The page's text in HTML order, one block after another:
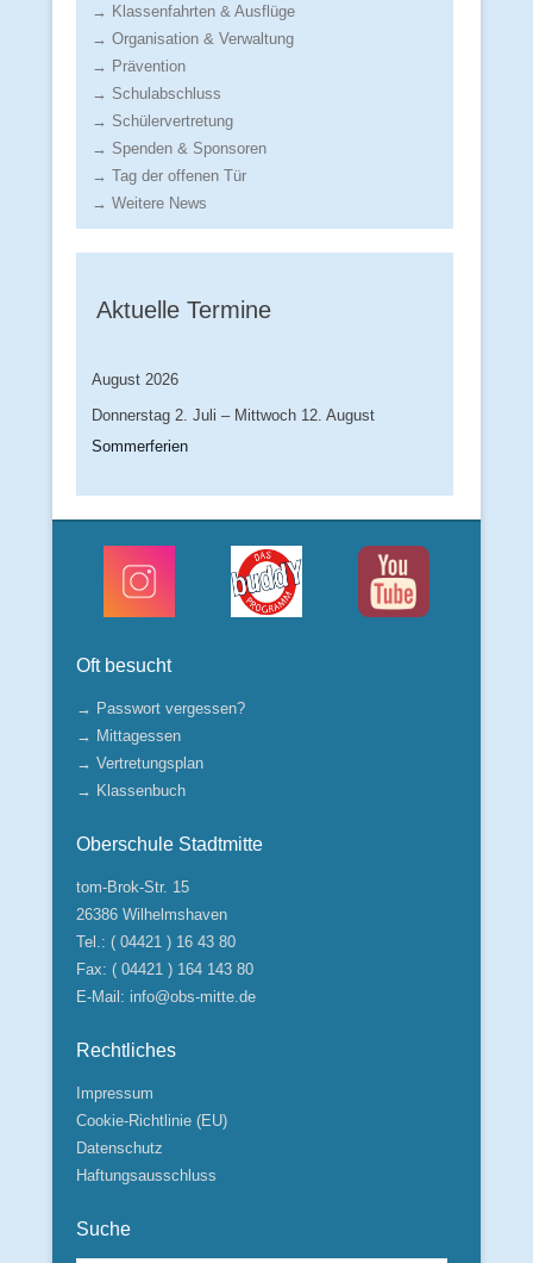
→ Klassenfahrten & Ausflüge
→ Organisation & Verwaltung
→ Prävention
→ Schulabschluss
→ Schülervertretung
→ Spenden & Sponsoren
→ Tag der offenen Tür
→ Weitere News
Aktuelle Termine
August 2026
Donnerstag 2. Juli – Mittwoch 12. August
Sommerferien
Oft besucht
→ Passwort vergessen?
→ Mittagessen
→ Vertretungsplan
→ Klassenbuch
Oberschule Stadtmitte
tom-Brok-Str. 15
26386 Wilhelmshaven
Tel.: ( 04421 ) 16 43 80
Fax: ( 04421 ) 164 143 80
E-Mail: info@obs-mitte.de
Rechtliches
Impressum
Cookie-Richtlinie (EU)
Datenschutz
Haftungsausschluss
Suche